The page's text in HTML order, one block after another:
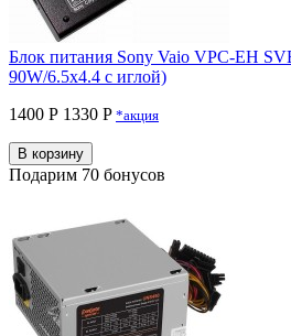
Блок питания Sony Vaio VPC-EH
90W/6.5x4.4 с иглой)
1400 Р 1330 P *акция
В корзину
Подарим 70 бонусов